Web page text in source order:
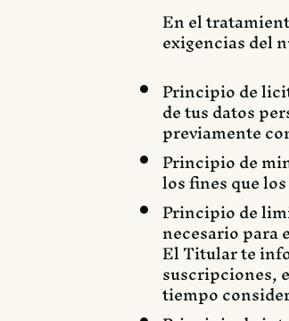
En el
exigencias del
Principio de
de tus datos
previamente
Principio de
los fines que
Principio de
necesario para
El Titular te
suscripciones,
tiempo